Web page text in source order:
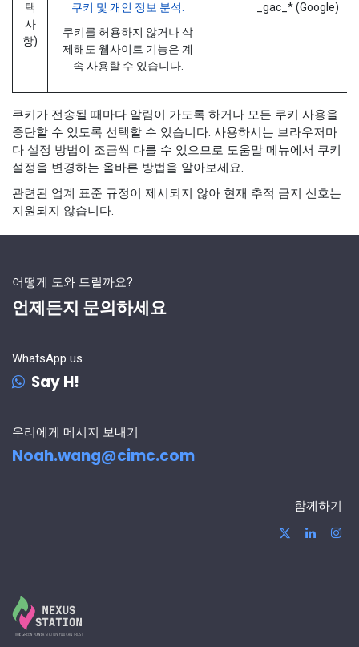
택
사
항)
쿠키 및 개인 정보 분석.
쿠키를 허용하지 않거나 삭
제해도 웹사이트 기능은 계
속 사용할 수 있습니다.
_gac_* (Google)
쿠키가 전송될 때마다 알림이 가도록 하거나 모든 쿠키 사용을
중단할 수 있도록 선택할 수 있습니다. 사용하시는 브라우저마
다 설정 방법이 조금씩 다를 수 있으므로 도움말 메뉴에서 쿠키
설정을 변경하는 올바른 방법을 알아보세요.
관련된 업계 표준 규정이 제시되지 않아 현재 추적 금지 신호는
지원되지 않습니다.
어떻게 도와 드릴까요?
언제든지 문의하세요
WhatsApp us
Say H!
우리에게 메시지 보내기
Noah.wang@cimc.com
함께하기